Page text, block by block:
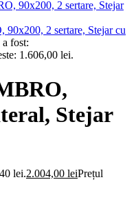
90x200, 2 sertare, Stejar cu
fost:
1.606,00 lei.
Stejar
lei.2.004,00 leiPrețul